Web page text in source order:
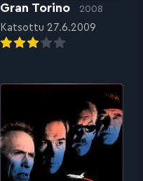
Gran Torino 2008
Katsottu 27.6.2009